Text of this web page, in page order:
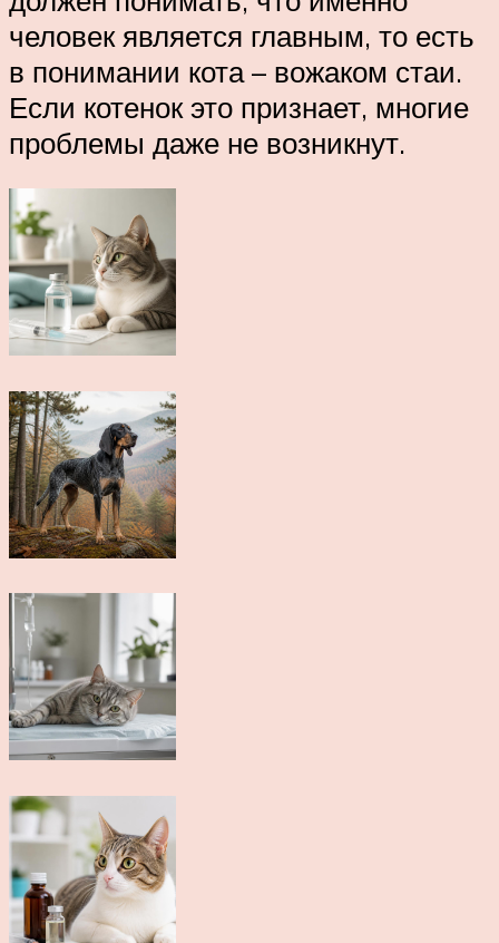
человек является главным, то есть
в понимании кота – вожаком стаи.
Если котенок это признает, многие
проблемы даже не возникнут.